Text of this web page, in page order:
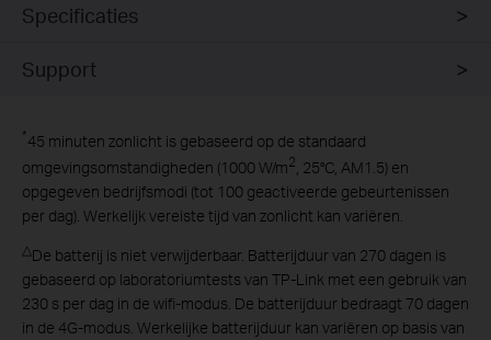
Specificaties
Support
*45 minuten zonlicht is gebaseerd op de standaard
omgevingsomstandigheden (1000 W/m2 , 25°C, AM1.5) en
opgegeven bedrijfsmodi (tot 100 geactiveerde gebeurtenissen
per dag). Werkelijk vereiste tijd van zonlicht kan variëren.
△De batterij is niet verwijderbaar. Batterijduur van 270 dagen is
gebaseerd op laboratoriumtests van TP-Link met een gebruik van
230 s per dag in de wifi-modus. De batterijduur bedraagt 70 dagen
in de 4G-modus. Werkelijke batterijduur kan variëren op basis van